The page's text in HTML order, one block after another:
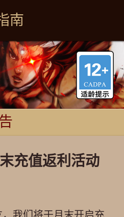
南
充值返利活动